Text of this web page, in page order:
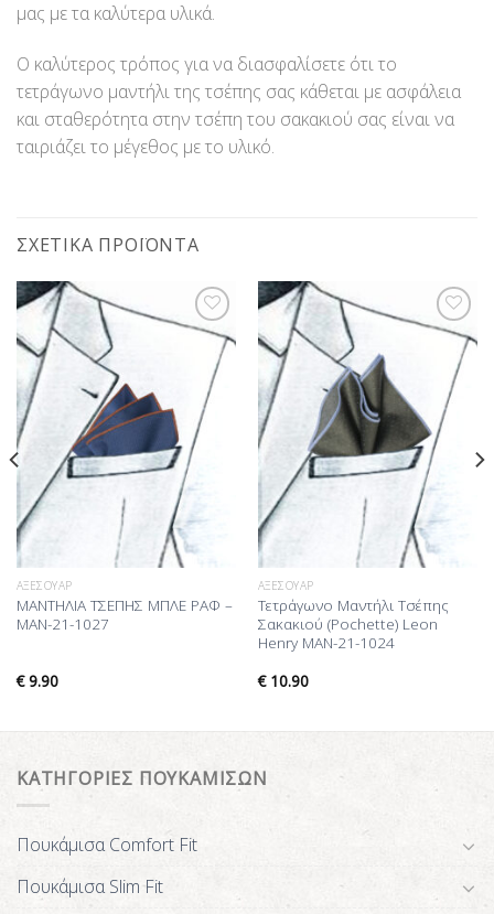
μας με τα καλύτερα υλικά.
Ο καλύτερος τρόπος για να διασφαλίσετε ότι το
τετράγωνο μαντήλι της τσέπης σας κάθεται με ασφάλεια
και σταθερότητα στην τσέπη του σακακιού σας είναι να
ταιριάζει το μέγεθος με το υλικό.
ΣΧΕΤΙΚΆ ΠΡΟΪΌΝΤΑ
Προσθήκη
στη Λίστα
Επιθυμίας
ΑΞΕΣΟΥΆΡ
ΜΑΝΤΗΛΙΑ ΤΣΕΠΗΣ ΜΠΛΕ ΡΑΦ –
MAN-21-1027
€9.90
Προσθήκη
στη Λίστα
Επιθυμίας
ΑΞΕΣΟΥΆΡ
Τετράγωνο Μαντήλι Τσέπης
Σακακιού (Pochette) Leon
Henry MAN-21-1024
€10.90
ΚΑΤΗΓΟΡΙΕΣ ΠΟΥΚΑΜΙΣΩΝ
Πουκάμισα Comfort Fit
Πουκάμισα Slim Fit